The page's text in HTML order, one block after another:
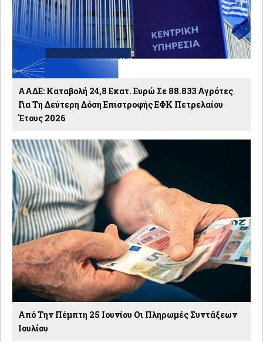
ΑΑΔΕ: Καταβολή 24,8 Εκατ. Ευρώ Σε 88.833 Αγρότες
Για Τη Δεύτερη Δόση Επιστροφής ΕΦΚ Πετρελαίου
Έτους 2026
Από Την Πέμπτη 25 Ιουνίου Οι Πληρωμές Συντάξεων
Ιουλίου